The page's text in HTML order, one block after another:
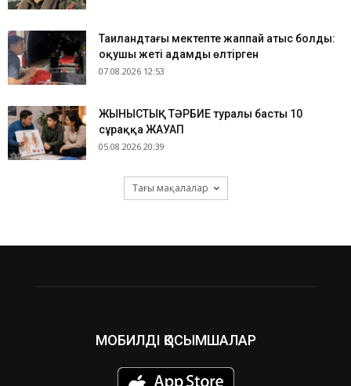
Таиландтағы мектепте жаппай атыс болды:
оқушы жеті адамды өлтірген
07.08.2026 12:53
ЖЫНЫСТЫҚ ТӘРБИЕ туралы басты 10
сұраққа ЖАУАП
05.08.2026 20:39
Тағы мақалалар
МОБИЛДІ ҚОСЫМШАЛАР